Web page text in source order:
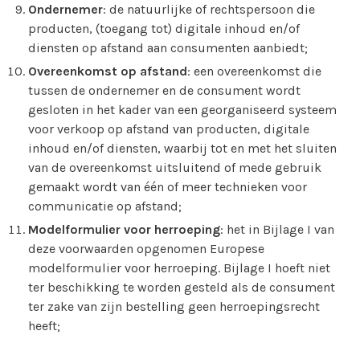
Ondernemer: de natuurlijke of rechtspersoon die
producten, (toegang tot) digitale inhoud en/of
diensten op afstand aan consumenten aanbiedt;
Overeenkomst op afstand: een overeenkomst die
tussen de ondernemer en de consument wordt
gesloten in het kader van een georganiseerd systeem
voor verkoop op afstand van producten, digitale
inhoud en/of diensten, waarbij tot en met het sluiten
van de overeenkomst uitsluitend of mede gebruik
gemaakt wordt van één of meer technieken voor
communicatie op afstand;
Modelformulier voor herroeping: het in Bijlage I van
deze voorwaarden opgenomen Europese
modelformulier voor herroeping. Bijlage I hoeft niet
ter beschikking te worden gesteld als de consument
ter zake van zijn bestelling geen herroepingsrecht
heeft;